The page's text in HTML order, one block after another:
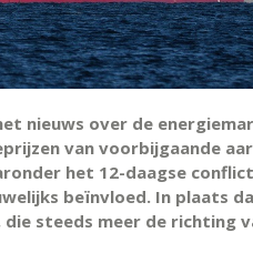
nieuws over de
van voorbijgaande
het 12-daagse
beïnvloed. In plaats
steeds meer de richting